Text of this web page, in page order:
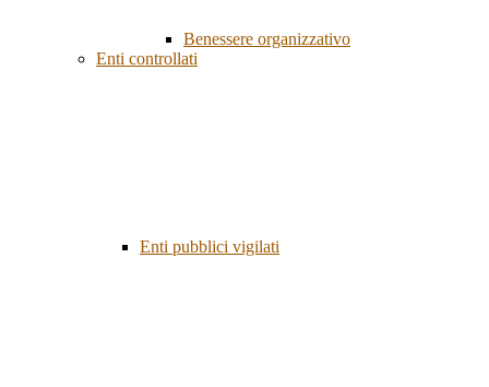
Benessere organizzativo
Enti controllati
Enti pubblici vigilati